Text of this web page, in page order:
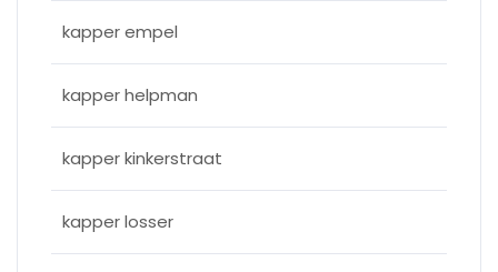
kapper empel
kapper helpman
kapper kinkerstraat
kapper losser